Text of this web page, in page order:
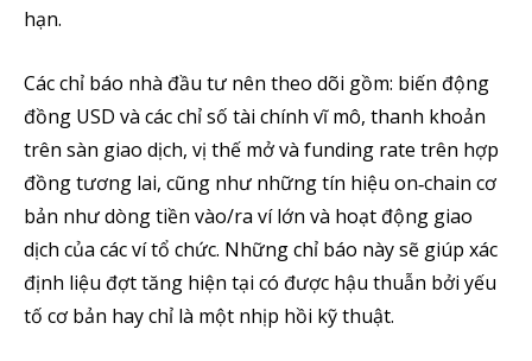
5,320
Fans
2,500
Followers
58,000
Subscribers
hạn.
Các chỉ báo nhà đầu tư nên theo dõi gồm: biến động
đồng USD và các chỉ số tài chính vĩ mô, thanh khoản
trên sàn giao dịch, vị thế mở và funding rate trên hợp
đồng tương lai, cũng như những tín hiệu on‑chain cơ
bản như dòng tiền vào/ra ví lớn và hoạt động giao
dịch của các ví tổ chức. Những chỉ báo này sẽ giúp xác
định liệu đợt tăng hiện tại có được hậu thuẫn bởi yếu
tố cơ bản hay chỉ là một nhịp hồi kỹ thuật.